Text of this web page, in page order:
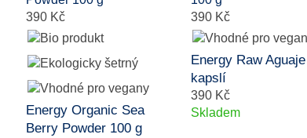
390 Kč
Energy Organic Sea
Berry Powder 100 g
390 Kč
Energy Raw
kapslí
390 Kč
Skladem